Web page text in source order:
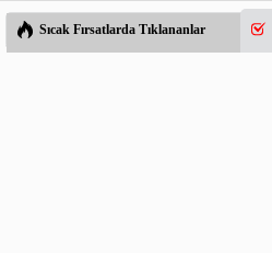
Sıcak Fırsatlarda Tıklananlar